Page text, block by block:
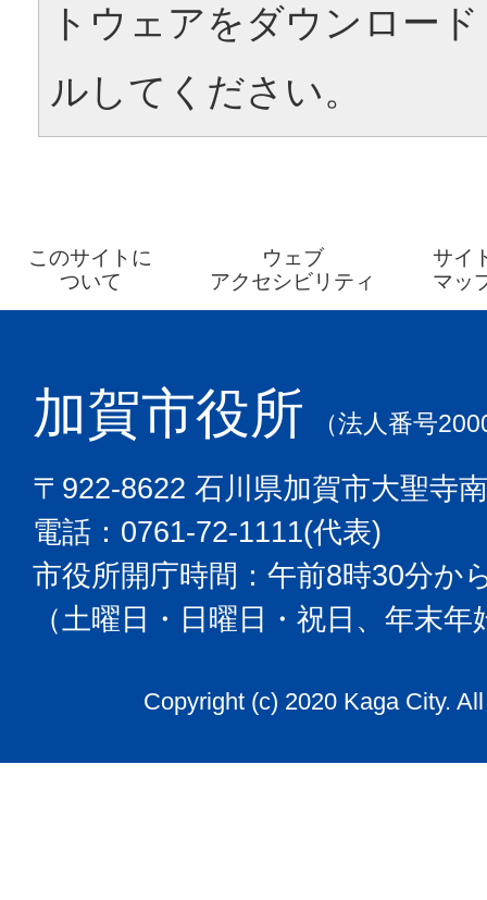
トウェアをダウンロー
ルしてください。
このサイトに
ついて
ウェブ
アクセシビリティ
サイ
マッ
加賀市役所 （法人番号
〒922-8622 石川県加賀市大聖寺
電話：0761-72-1111(代表)
市役所開庁時間：午前8時30分か
（土曜日・日曜日・祝日、年末
Copyright (c) 2020 Kaga City.